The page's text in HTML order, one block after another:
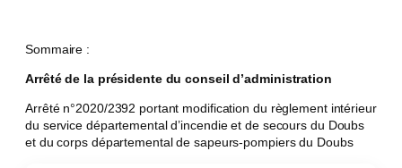
Sommaire :
Arrêté de la présidente du conseil d’administration
Arrêté n°2020/2392 portant modification du règlement intérieur
du service départemental d’incendie et de secours du Doubs
et du corps départemental de sapeurs-pompiers du Doubs